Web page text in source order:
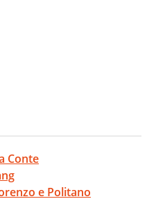
Conte
e Politano